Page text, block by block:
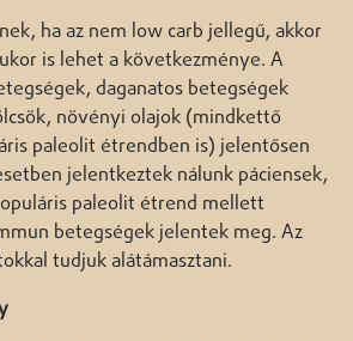
ha az nem low carb jellegű, akkor
is lehet a következménye. A
daganatos betegségek
növényi olajok (mindkettő
paleolit étrendben is) jelentősen
jelentkeztek nálunk páciensek,
paleolit étrend mellett
betegségek jelentek meg. Az
tudjuk alátámasztani.